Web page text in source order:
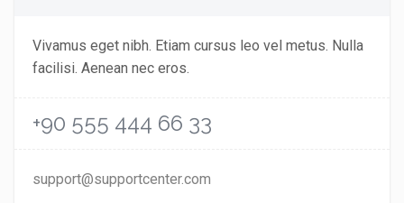
Vivamus eget nibh. Etiam cursus leo vel metus. Nulla
facilisi. Aenean nec eros.
+90 555 444 66 33
support@supportcenter.com